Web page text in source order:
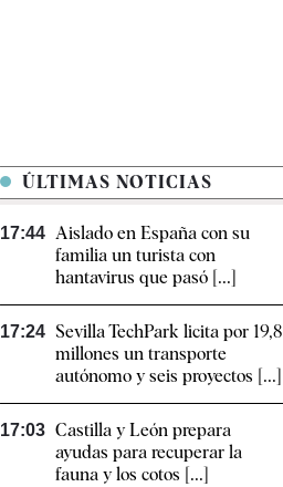
ÚLTIMAS NOTICIAS
17:44 Aislado en España con su
familia un turista con
hantavirus que pasó [...]
17:24 Sevilla TechPark licita por 19,8
millones un transporte
autónomo y seis proyectos [...]
17:03 Castilla y León prepara
ayudas para recuperar la
fauna y los cotos [...]